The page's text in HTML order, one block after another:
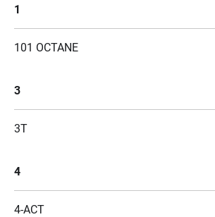
1
101 OCTANE
3
3T
4
4-ACT